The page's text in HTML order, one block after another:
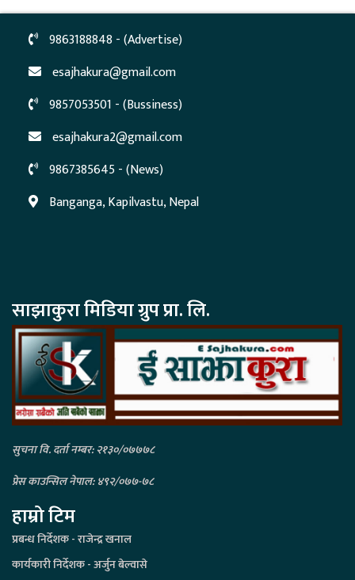
9863188848 - (Advertise)
esajhakura@gmail.com
9857053501 - (Bussiness)
esajhakura2@gmail.com
9867385645 - (News)
Banganga, Kapilvastu, Nepal
साझाकुरा मिडिया ग्रुप प्रा. लि.
सुचना वि. दर्ता नम्बर: २१३०/०७७७८
प्रेस काउन्सिल नेपाल: ४९२/०७७-७८
हाम्रो टिम
प्रबन्ध निर्देशक - राजेन्द्र खनाल
कार्यकारी निर्देशक - अर्जुन बेल्वासे